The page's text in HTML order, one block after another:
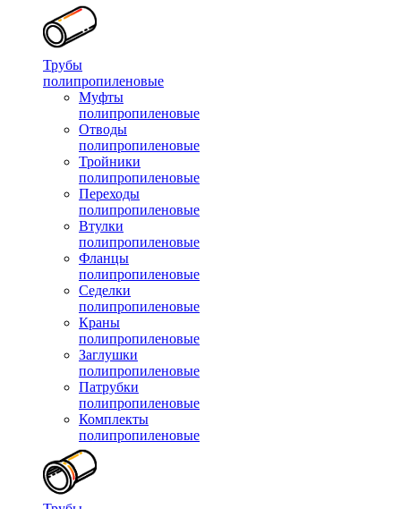
Трубы
полипропиленовые
Муфты
полипропиленовые
Отводы
полипропиленовые
Тройники
полипропиленовые
Переходы
полипропиленовые
Втулки
полипропиленовые
Фланцы
полипропиленовые
Седелки
полипропиленовые
Краны
полипропиленовые
Заглушки
полипропиленовые
Патрубки
полипропиленовые
Комплекты
полипропиленовые